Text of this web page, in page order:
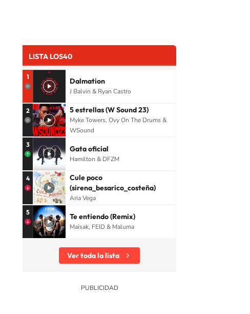
LISTA LOS40
1 Dalmation
J Balvin & Ryan Castro
2 5 estrellas (W Sound 23)
Myke Towers, Ovy On The Drums &
WSound
3 Gata oficial
Hamilton & DFZM
4
Cule poco
(sirena_besarico_costeña)
Aria Vega
5 Te entiendo (Remix)
Maisak, FEID & Maluma
Ver toda la lista